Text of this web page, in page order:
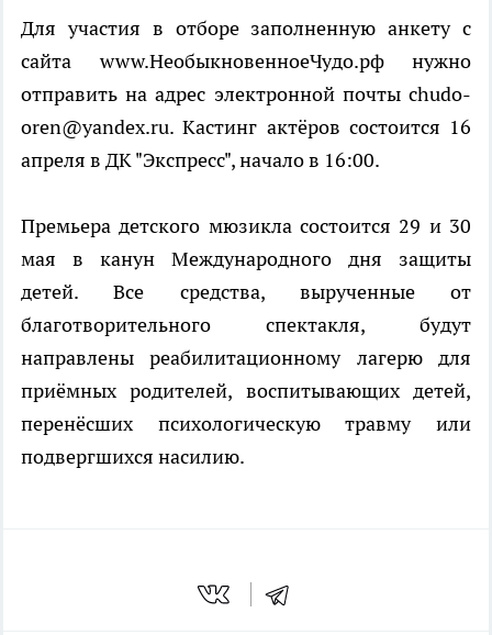
Для участия в отборе заполненную анкету c
сайта www.НеобыкновенноеЧудо.рф нужно
отправить на адрес электронной почты chudo-
oren@yandex.ru. Кастинг актёров состоится 16
апреля в ДК "Экспресс", начало в 16:00.
Премьера детского мюзикла состоится 29 и 30
мая в канун Международного дня защиты
детей. Все средства, вырученные от
благотворительного спектакля, будут
направлены реабилитационному лагерю для
приёмных родителей, воспитывающих детей,
перенёсших психологическую травму или
подвергшихся насилию.